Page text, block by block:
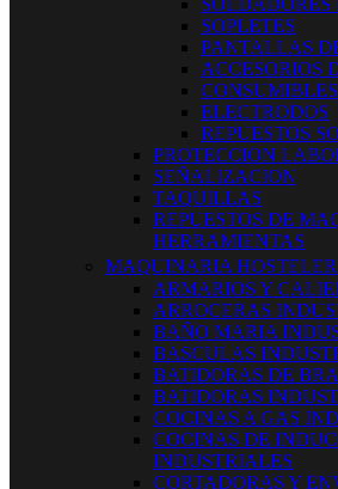
SOLDADORES
SOPLETES
PANTALLAS
ACCESORIOS
ELECTRODOS
REPUESTOS
PROTECCION
SEÑALIZACION
TAQUILLAS
REPUESTOS DE
HERRAMIENTAS
MAQUINARIA
ARMARIOS Y
ARROCERAS
BAÑO MARIA
BASCULAS
BATIDORAS DE
BATIDORAS
COCINAS A GAS
COCINAS DE
INDUSTRIALES
CORTADORAS Y